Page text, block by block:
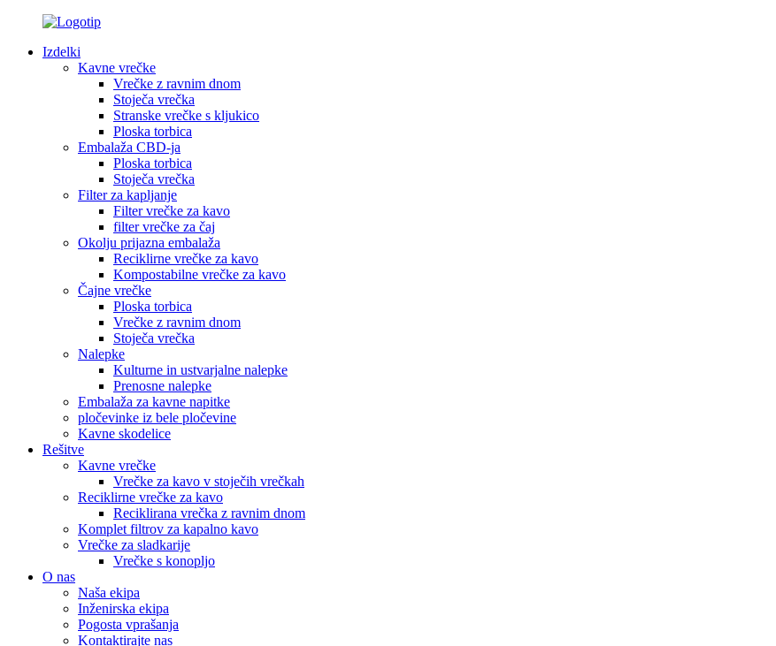
Izdelki
Kavne vrečke
Vrečke z ravnim dnom
Stoječa vrečka
Stranske vrečke s kljukico
Ploska torbica
Embalaža CBD-ja
Ploska torbica
Stoječa vrečka
Filter za kapljanje
Filter vrečke za kavo
filter vrečke za čaj
Okolju prijazna embalaža
Reciklirne vrečke za kavo
Kompostabilne vrečke za kavo
Čajne vrečke
Ploska torbica
Vrečke z ravnim dnom
Stoječa vrečka
Nalepke
Kulturne in ustvarjalne nalepke
Prenosne nalepke
Embalaža za kavne napitke
pločevinke iz bele pločevine
Kavne skodelice
Rešitve
Kavne vrečke
Vrečke za kavo v stoječih vrečkah
Reciklirne vrečke za kavo
Reciklirana vrečka z ravnim dnom
Komplet filtrov za kapalno kavo
Vrečke za sladkarije
Vrečke s konopljo
O nas
Naša ekipa
Inženirska ekipa
Pogosta vprašanja
Kontaktirajte nas